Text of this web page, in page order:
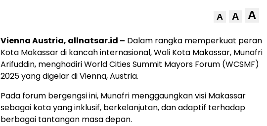
A A A
Vienna Austria, allnatsar.id – Dalam rangka memperkuat peran
Kota Makassar di kancah internasional, Wali Kota Makassar, Munafri
Arifuddin, menghadiri World Cities Summit Mayors Forum (WCSMF)
2025 yang digelar di Vienna, Austria.
Pada forum bergengsi ini, Munafri menggaungkan visi Makassar
sebagai kota yang inklusif, berkelanjutan, dan adaptif terhadap
berbagai tantangan masa depan.